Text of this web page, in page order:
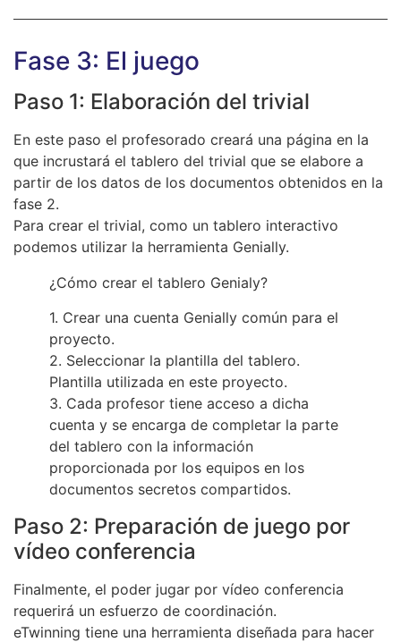
Fase 3: El juego
Paso 1: Elaboración del trivial
En este paso el profesorado creará una página en la
que incrustará el tablero del trivial que se elabore a
partir de los datos de los documentos obtenidos en la
fase 2.
Para crear el trivial, como un tablero interactivo
podemos utilizar la herramienta Genially.
¿Cómo crear el tablero Genialy?
1. Crear una cuenta Genially común para el
proyecto.
2. Seleccionar la plantilla del tablero.
Plantilla utilizada en este proyecto.
3. Cada profesor tiene acceso a dicha
cuenta y se encarga de completar la parte
del tablero con la información
proporcionada por los equipos en los
documentos secretos compartidos.
Paso 2: Preparación de juego por
vídeo conferencia
Finalmente, el poder jugar por vídeo conferencia
requerirá un esfuerzo de coordinación.
eTwinning tiene una herramienta diseñada para hacer